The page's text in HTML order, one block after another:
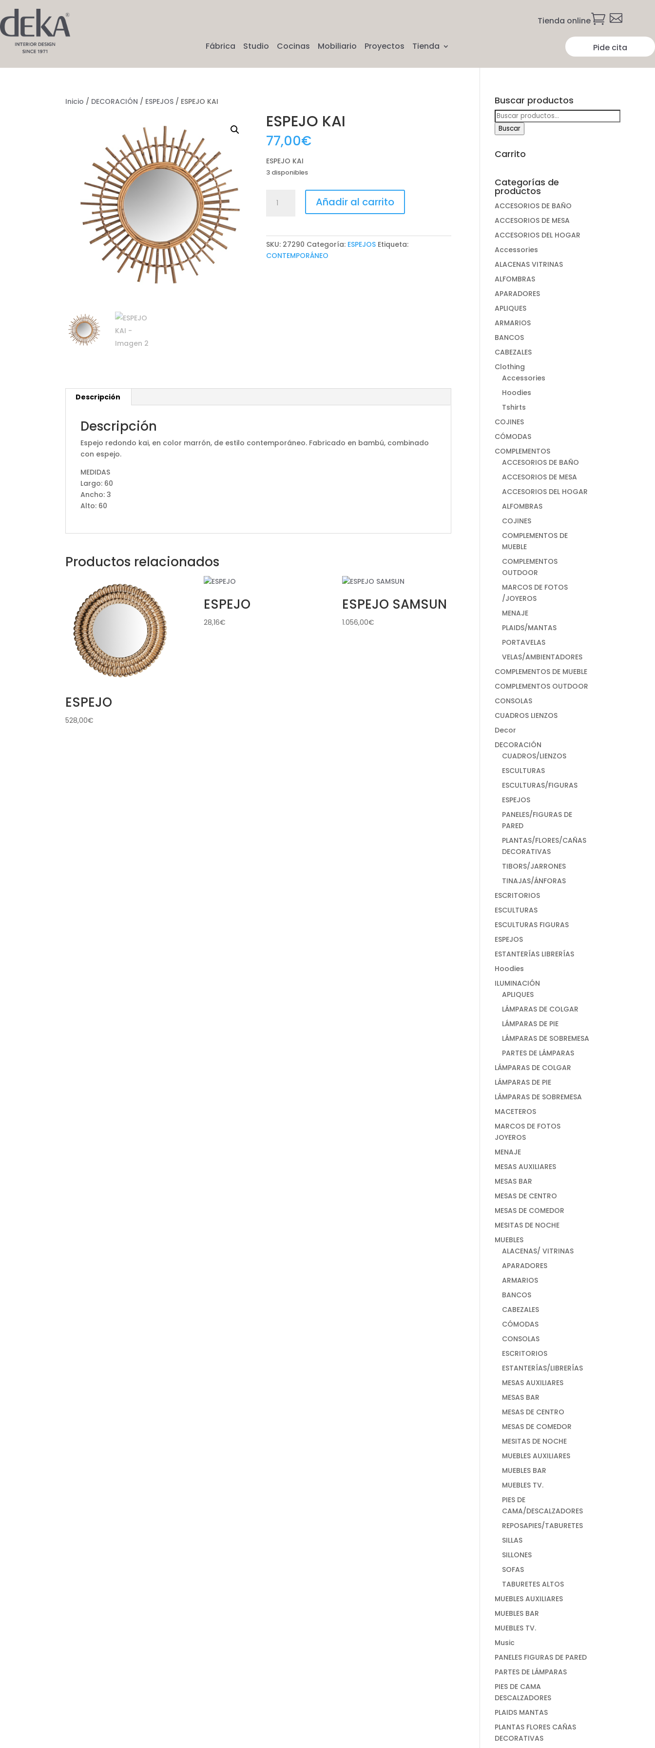
Tienda online 
Fábrica Studio Cocinas Mobiliario Proyectos Tienda Pide cita
Inicio / DECORACIÓN / ESPEJOS / ESPEJO KAI
ESPEJO KAI
77,00€
ESPEJO KAI
3 disponibles
Añadir al carrito
SKU: 27290 Categoría: ESPEJOS Etiqueta:
CONTEMPORÁNEO
Descripción
Descripción
Espejo redondo kai, en color marrón, de estilo contemporáneo. Fabricado en bambú, combinado
con espejo.
MEDIDAS
Largo: 60
Ancho: 3
Alto: 60
Productos relacionados
ESPEJO
528,00€
ESPEJO
28,16€
ESPEJO SAMSUN
1.056,00€
Buscar productos
Buscar
por:
Buscar
Carrito
Categorías de
productos
ACCESORIOS DE BAÑO
ACCESORIOS DE MESA
ACCESORIOS DEL HOGAR
Accessories
ALACENAS VITRINAS
ALFOMBRAS
APARADORES
APLIQUES
ARMARIOS
BANCOS
CABEZALES
Clothing
Accessories
Hoodies
Tshirts
COJINES
CÓMODAS
COMPLEMENTOS
ACCESORIOS DE BAÑO
ACCESORIOS DE MESA
ACCESORIOS DEL HOGAR
ALFOMBRAS
COJINES
COMPLEMENTOS DE
MUEBLE
COMPLEMENTOS
OUTDOOR
MARCOS DE FOTOS
/JOYEROS
MENAJE
PLAIDS/MANTAS
PORTAVELAS
VELAS/AMBIENTADORES
COMPLEMENTOS DE MUEBLE
COMPLEMENTOS OUTDOOR
CONSOLAS
CUADROS LIENZOS
Decor
DECORACIÓN
CUADROS/LIENZOS
ESCULTURAS
ESCULTURAS/FIGURAS
ESPEJOS
PANELES/FIGURAS DE
PARED
PLANTAS/FLORES/CAÑAS
DECORATIVAS
TIBORS/JARRONES
TINAJAS/ÁNFORAS
ESCRITORIOS
ESCULTURAS
ESCULTURAS FIGURAS
ESPEJOS
ESTANTERÍAS LIBRERÍAS
Hoodies
ILUMINACIÓN
APLIQUES
LÁMPARAS DE COLGAR
LÁMPARAS DE PIE
LÁMPARAS DE SOBREMESA
PARTES DE LÁMPARAS
LÁMPARAS DE COLGAR
LÁMPARAS DE PIE
LÁMPARAS DE SOBREMESA
MACETEROS
MARCOS DE FOTOS
JOYEROS
MENAJE
MESAS AUXILIARES
MESAS BAR
MESAS DE CENTRO
MESAS DE COMEDOR
MESITAS DE NOCHE
MUEBLES
ALACENAS/ VITRINAS
APARADORES
ARMARIOS
BANCOS
CABEZALES
CÓMODAS
CONSOLAS
ESCRITORIOS
ESTANTERÍAS/LIBRERÍAS
MESAS AUXILIARES
MESAS BAR
MESAS DE CENTRO
MESAS DE COMEDOR
MESITAS DE NOCHE
MUEBLES AUXILIARES
MUEBLES BAR
MUEBLES TV.
PIES DE
CAMA/DESCALZADORES
REPOSAPIES/TABURETES
SILLAS
SILLONES
SOFAS
TABURETES ALTOS
MUEBLES AUXILIARES
MUEBLES BAR
MUEBLES TV.
Music
PANELES FIGURAS DE PARED
PARTES DE LÁMPARAS
PIES DE CAMA
DESCALZADORES
PLAIDS MANTAS
PLANTAS FLORES CAÑAS
DECORATIVAS